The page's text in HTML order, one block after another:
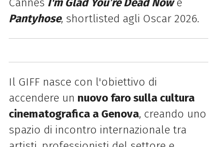
Pantyhose, shortlisted agli Oscar 2026.
Il GIFF nasce con l'obiettivo di
accendere un nuovo faro sulla cultura
cinematografica a Genova, creando uno
spazio di incontro internazionale tra